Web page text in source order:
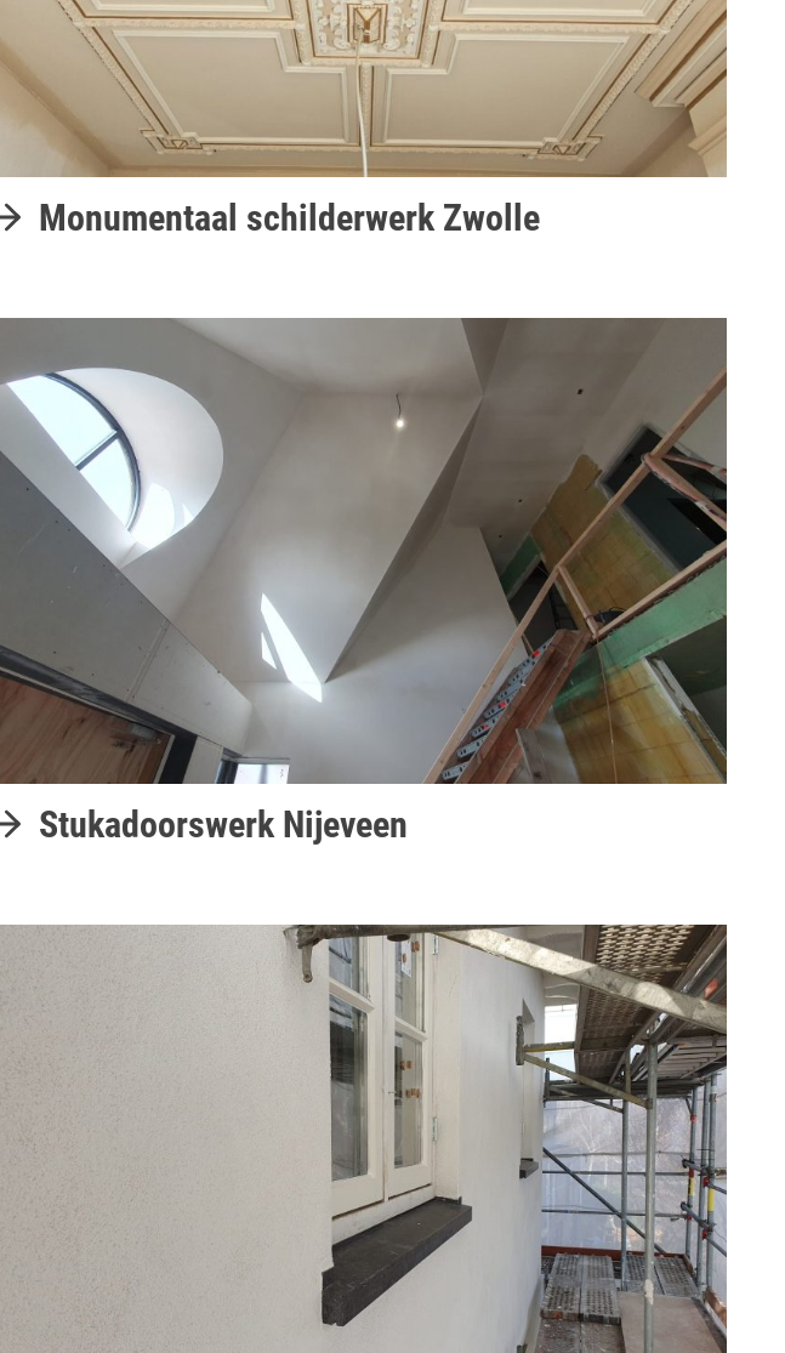
Monumentaal schilderwerk Zwolle
Stukadoorswerk Nijeveen